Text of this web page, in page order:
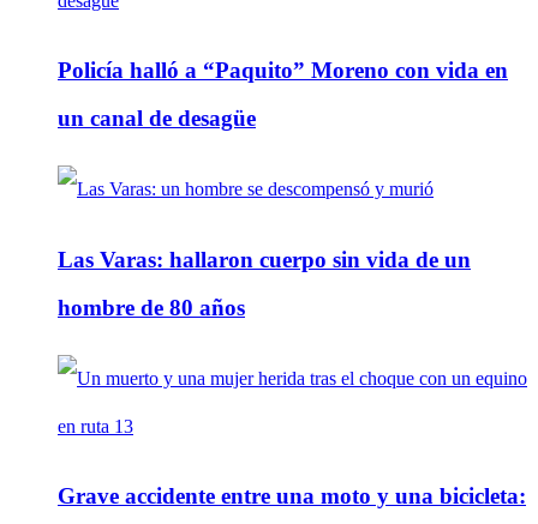
Policía halló a “Paquito” Moreno con vida en
un canal de desagüe
Las Varas: hallaron cuerpo sin vida de un
hombre de 80 años
Grave accidente entre una moto y una bicicleta: